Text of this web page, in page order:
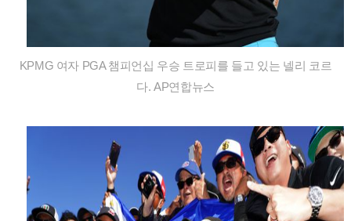
KPMG 여자 PGA 챔피언십 우승 트로피를 들고 있는 넬리 코르
다. AP연합뉴스